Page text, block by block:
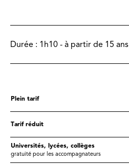
Durée : 1h10 - à partir de 15 ans
Plein tarif
Tarif réduit
Universités, lycées, collèges
gratuité pour les accompagnateurs